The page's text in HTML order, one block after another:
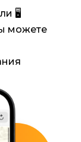
🖥️
можете